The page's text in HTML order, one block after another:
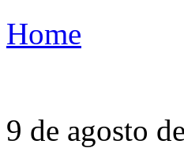
Home
9 de agosto